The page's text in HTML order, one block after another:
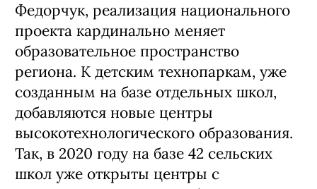
Федорчук, реализация национального
проекта кардинально меняет
образовательное пространство
региона. К детским технопаркам, уже
созданным на базе отдельных школ,
добавляются новые центры
высокотехнологического образования.
Так, в 2020 году на базе 42 сельских
школ уже открыты центры с